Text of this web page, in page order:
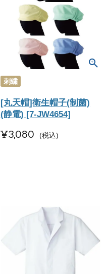
刺繍
[丸天帽]衛生帽子(制菌)
(静電) [7-JW4654]
¥3,080 税込